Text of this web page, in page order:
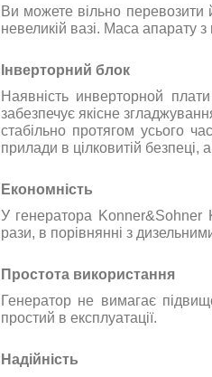
Ви можете вільно перевозити
невеликій вазі. Маса апарату з
Інверторний блок
Наявність инверторной
забезпечує якісне
стабільно протягом усього
прилади в цілковитій безпеці,
Економність
У генератора Konner&Sohner
рази, в порівнянні з
Простота використання
Генератор не вимагає
простий в експлуатації.
Н адійність